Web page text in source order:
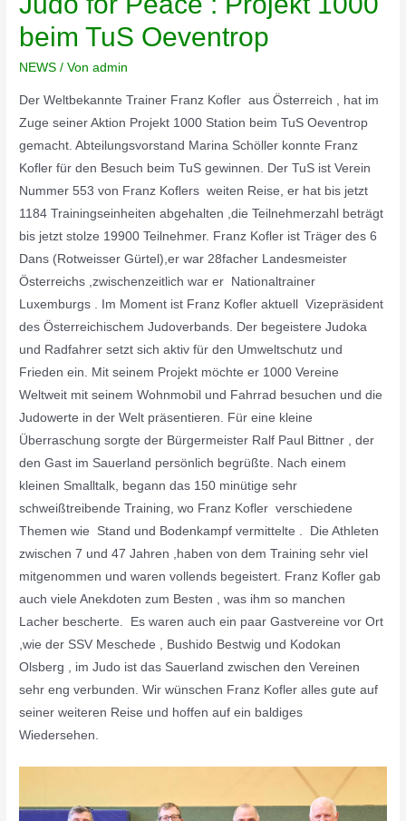
beim TuS Oeventrop
NEWS / Vonadmin
Der Weltbekannte Trainer Franz Kofler aus Österreich , hat im
Zuge seiner Aktion Projekt 1000 Station beim TuS Oeventrop
gemacht. Abteilungsvorstand Marina Schöller konnte Franz
Kofler für den Besuch beim TuS gewinnen. Der TuS ist Verein
Nummer 553 von Franz Koflers weiten Reise, er hat bis jetzt
1184 Trainingseinheiten abgehalten ,die Teilnehmerzahl beträgt
bis jetzt stolze 19900 Teilnehmer. Franz Kofler ist Träger des 6
Dans (Rotweisser Gürtel),er war 28facher Landesmeister
Österreichs ,zwischenzeitlich war er Nationaltrainer
Luxemburgs . Im Moment ist Franz Kofler aktuell Vizepräsident
des Österreichischem Judoverbands. Der begeistere Judoka
und Radfahrer setzt sich aktiv für den Umweltschutz und
Frieden ein. Mit seinem Projekt möchte er 1000 Vereine
Weltweit mit seinem Wohnmobil und Fahrrad besuchen und die
Judowerte in der Welt präsentieren. Für eine kleine
Überraschung sorgte der Bürgermeister Ralf Paul Bittner , der
den Gast im Sauerland persönlich begrüßte. Nach einem
kleinen Smalltalk, begann das 150 minütige sehr
schweißtreibende Training, wo Franz Kofler verschiedene
Themen wie Stand und Bodenkampf vermittelte . Die Athleten
zwischen 7 und 47 Jahren ,haben von dem Training sehr viel
mitgenommen und waren vollends begeistert. Franz Kofler gab
auch viele Anekdoten zum Besten , was ihm so manchen
Lacher bescherte. Es waren auch ein paar Gastvereine vor Ort
,wie der SSV Meschede , Bushido Bestwig und Kodokan
Olsberg , im Judo ist das Sauerland zwischen den Vereinen
sehr eng verbunden. Wir wünschen Franz Kofler alles gute auf
seiner weiteren Reise und hoffen auf ein baldiges
Wiedersehen.